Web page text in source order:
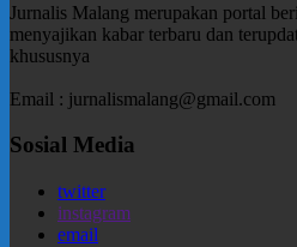
Jurnalis Malang merupakan portal
menyajikan kabar terbaru dan
khususnya
Email : jurnalismalang@gmail.com
Sosial Media
twitter
instagram
email